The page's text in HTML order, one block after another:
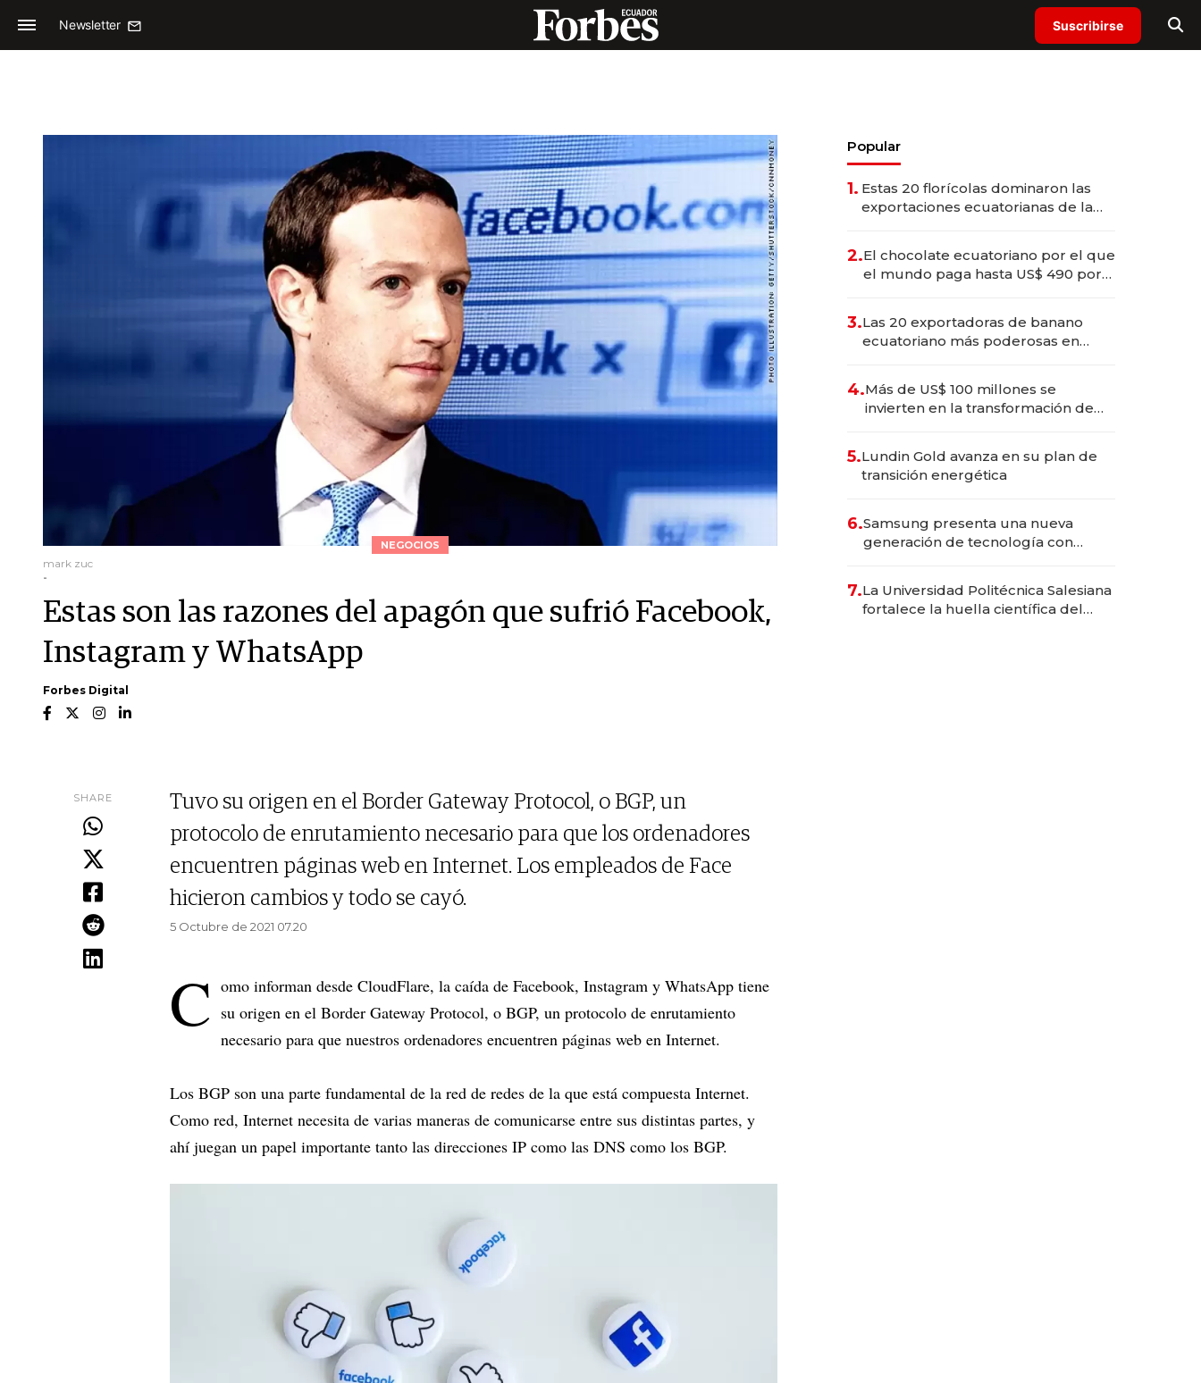
Newsletter Suscribirse
NEGOCIOS
mark zuc
-
Estas son las razones del apagón que sufrió Facebook,
Instagram y WhatsApp
Forbes Digital
SHARE
Tuvo su origen en el Border Gateway Protocol, o BGP, un
protocolo de enrutamiento necesario para que los ordenadores
encuentren páginas web en Internet. Los empleados de Face
hicieron cambios y todo se cayó.
5 Octubre de 2021 07.20
C omo informan desde CloudFlare, la caída de Facebook, Instagram y WhatsApp tiene
su origen en el Border Gateway Protocol, o BGP, un protocolo de enrutamiento
necesario para que nuestros ordenadores encuentren páginas web en Internet.
Los BGP son una parte fundamental de la red de redes de la que está compuesta Internet.
Como red, Internet necesita de varias maneras de comunicarse entre sus distintas partes, y
ahí juegan un papel importante tanto las direcciones IP como las DNS como los BGP.
Popular
1. Estas 20 florícolas dominaron las
exportaciones ecuatorianas de la
2.El chocolate ecuatoriano por el que
el mundo paga hasta US$ 490 por
3.Las 20 exportadoras de banano
ecuatoriano más poderosas en
4.Más de US$ 100 millones se
invierten en la transformación de
5.Lundin Gold avanza en su plan de
transición energética
6.Samsung presenta una nueva
generación de tecnología con
7.La Universidad Politécnica Salesiana
fortalece la huella científica del